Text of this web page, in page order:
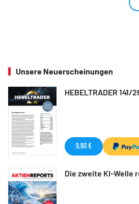
Unsere Neuerscheinungen
HEBELTRADER 141/
9,90 €
Die zweite KI-Welle